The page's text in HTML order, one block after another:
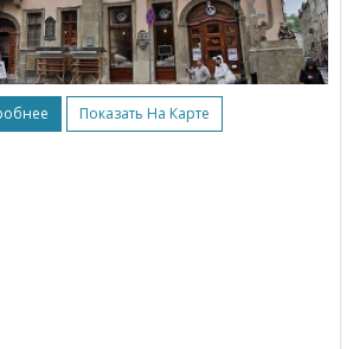
Показать На Карте